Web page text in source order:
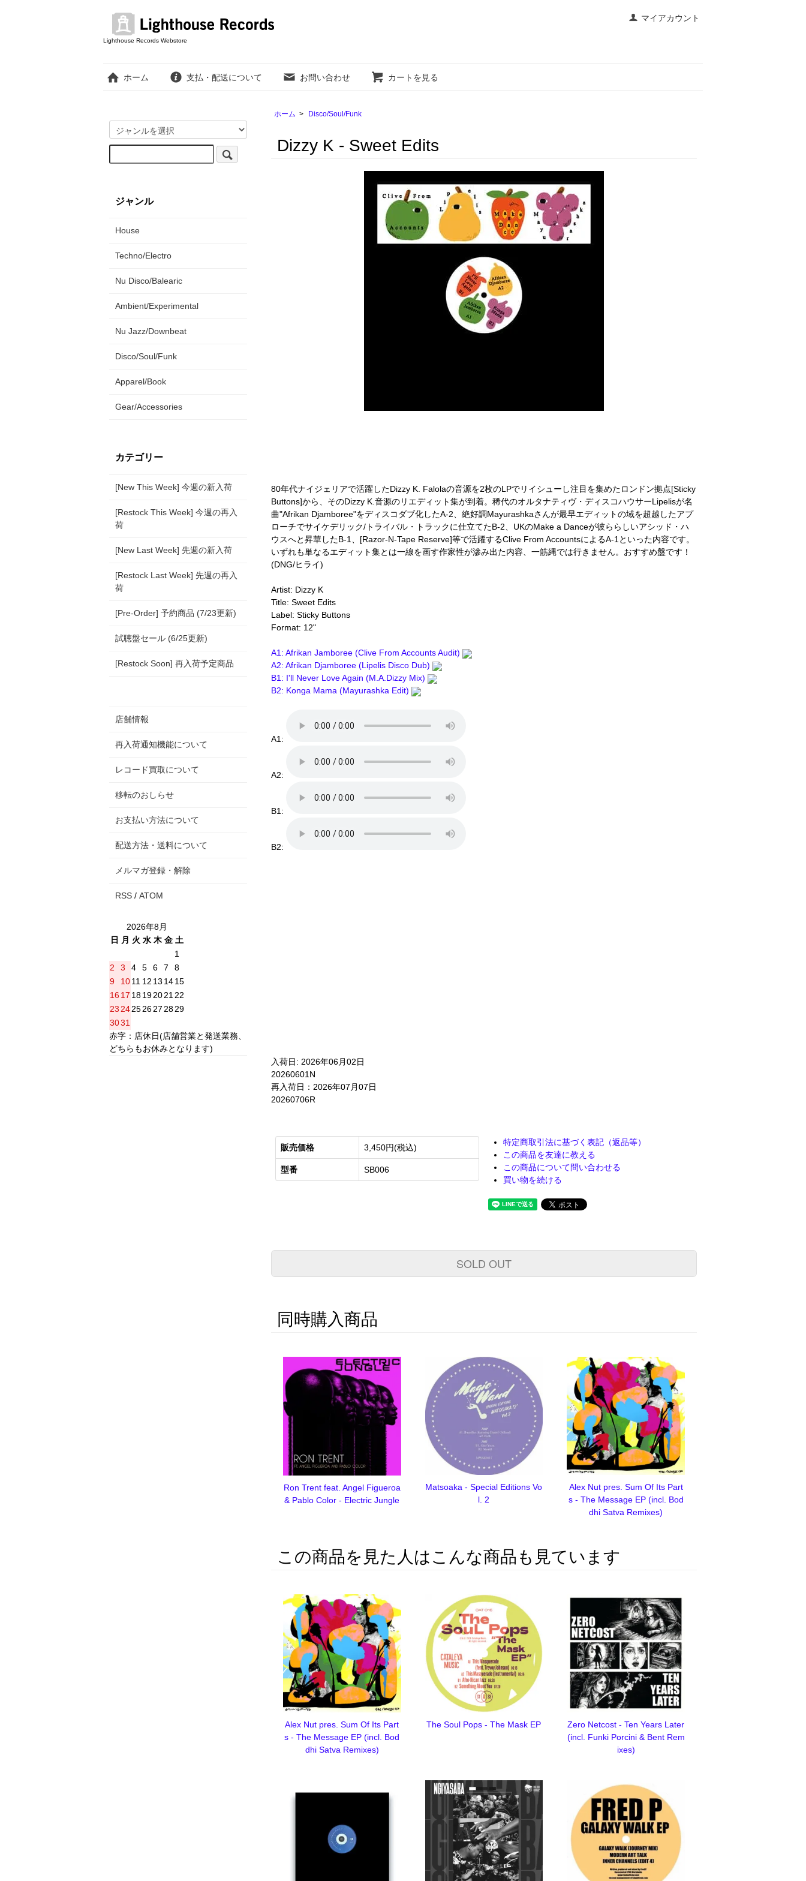
マイアカウント
Lighthouse Records Webstore
ホーム 支払・配送について お問い合わせ カートを見る
ホーム > Disco/Soul/Funk
Dizzy K - Sweet Edits
80年代ナイジェリアで活躍したDizzy K. Falolaの音源を2枚のLPでリイシューし注目を集めたロンドン拠点[Sticky
Buttons]から、そのDizzy K.音源のリエディット集が到着。稀代のオルタナティヴ・ディスコハウサーLipelisが名
曲"Afrikan Djamboree"をディスコダブ化したA-2、絶好調Mayurashkaさんが最早エディットの域を超越したアプ
ローチでサイケデリック/トライバル・トラックに仕立てたB-2、UKのMake a Danceが彼ららしいアシッド・ハ
ウスへと昇華したB-1、[Razor-N-Tape Reserve]等で活躍するClive From AccountsによるA-1といった内容です。
いずれも単なるエディット集とは一線を画す作家性が滲み出た内容、一筋縄では行きません。おすすめ盤です！
(DNG/ヒライ)
Artist: Dizzy K
Title: Sweet Edits
Label: Sticky Buttons
Format: 12"
A1: Afrikan Jamboree (Clive From Accounts Audit)
A2: Afrikan Djamboree (Lipelis Disco Dub)
B1: I'll Never Love Again (M.A.Dizzy Mix)
B2: Konga Mama (Mayurashka Edit)
A1:
A2:
B1:
B2:
入荷日: 2026年06月02日
20260601N
再入荷日：2026年07月07日
20260706R
販売価格 3,450円(税込)
型番 SB006
特定商取引法に基づく表記（返品等）
この商品を友達に教える
この商品について問い合わせる
買い物を続ける
SOLD OUT
同時購入商品
Ron Trent feat. Angel Figueroa
& Pablo Color - Electric Jungle
Matsoaka - Special Editions Vo
l. 2
Alex Nut pres. Sum Of Its Part
s - The Message EP (incl. Bod
dhi Satva Remixes)
この商品を見た人はこんな商品も見ています
Alex Nut pres. Sum Of Its Part
s - The Message EP (incl. Bod
dhi Satva Remixes)
The Soul Pops - The Mask EP
Zero Netcost - Ten Years Later
(incl. Funki Porcini & Bent Rem
ixes)
ジャンル
House
Techno/Electro
Nu Disco/Balearic
Ambient/Experimental
Nu Jazz/Downbeat
Disco/Soul/Funk
Apparel/Book
Gear/Accessories
カテゴリー
[New This Week] 今週の新入荷
[Restock This Week] 今週の再入
荷
[New Last Week] 先週の新入荷
[Restock Last Week] 先週の再入
荷
[Pre-Order] 予約商品 (7/23更新)
試聴盤セール (6/25更新)
[Restock Soon] 再入荷予定商品
店舗情報
再入荷通知機能について
レコード買取について
移転のおしらせ
お支払い方法について
配送方法・送料について
メルマガ登録・解除
RSS / ATOM
2026年8月
日
月 火 水 木 金 土
1
2
3 4 5 6 7
8
9
1011 12 13 1415
16 17 18192021 22
23 24252627 2829
3031
赤字：店休日(店舗営業と発送業務、
どちらもお休みとなります)